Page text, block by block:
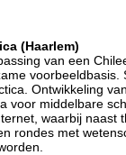
(Haarlem)
van een
Ontwikkeling
voor middelbare
waarbij naast
rondes met